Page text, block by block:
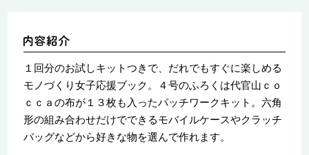
１回分のお試しキットつきで、だれでもすぐに楽しめる
モノづくり女子応援ブック。４号のふろくは代官山ｃｏ
ｃｃａの布が１３枚も入ったパッチワークキット。六角
形の組み合わせだけでできるモバイルケースやクラッチ
バッグなどから好きな物を選んで作れます。